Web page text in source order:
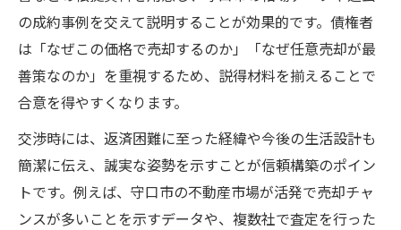
の成約事例を交えて説明することが効果的です。債権者
は「なぜこの価格で売却するのか」「なぜ任意売却が最
善策なのか」を重視するため、説得材料を揃えることで
合意を得やすくなります。
交渉時には、返済困難に至った経緯や今後の生活設計も
簡潔に伝え、誠実な姿勢を示すことが信頼構築のポイン
トです。例えば、守口市の不動産市場が活発で売却チャ
ンスが多いことを示すデータや、複数社で査定を行った